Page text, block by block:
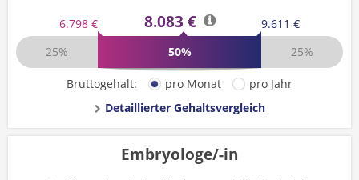
6.798 € 8.083 €
9.611 €
25%
50% 25%
Bruttogehalt: pro Monat
pro Jahr
Detaillierter Gehaltsvergleich
Embryologe/-in